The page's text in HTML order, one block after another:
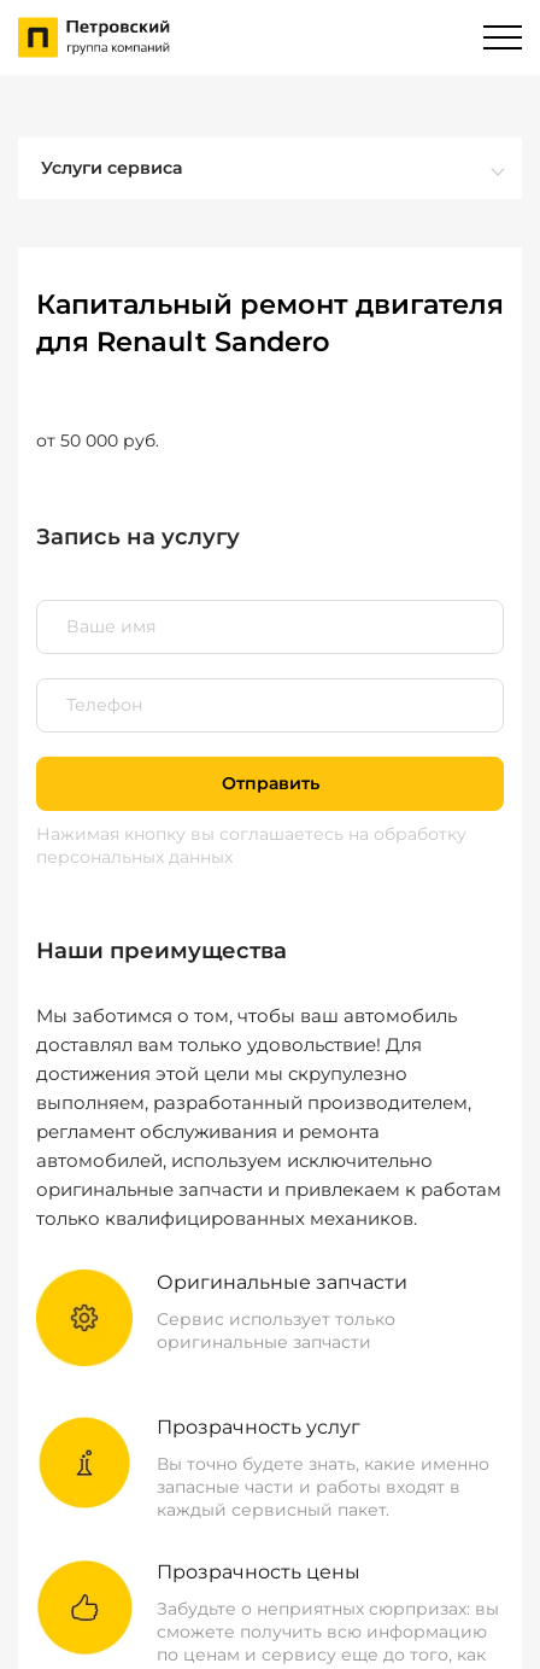
Услуги сервиса
Капитальный ремонт двигателя
для Renault Sandero
от 50 000 руб.
Запись на услугу
Отправить
Нажимая кнопку вы соглашаетесь на обработку
персональных данных
Наши преимущества
Мы заботимся о том, чтобы ваш автомобиль
доставлял вам только удовольствие! Для
достижения этой цели мы скрупулезно
выполняем, разработанный производителем,
регламент обслуживания и ремонта
автомобилей, используем исключительно
оригинальные запчасти и привлекаем к работам
только квалифицированных механиков.
Оригинальные запчасти
Сервис использует только
оригинальные запчасти
Прозрачность услуг
Вы точно будете знать, какие именно
запасные части и работы входят в
каждый сервисный пакет.
Прозрачность цены
Забудьте о неприятных сюрпризах: вы
сможете получить всю информацию
по ценам и сервису еще до того, как